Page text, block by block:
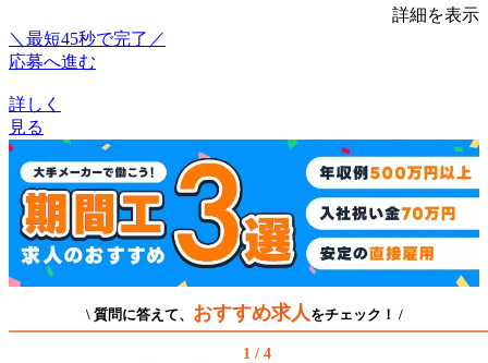
詳細を表示
＼最短45秒で完了／
応募へ進む
詳しく
見る
\ 質問に答えて、 おすすめ求人 をチェック！ /
1 / 4